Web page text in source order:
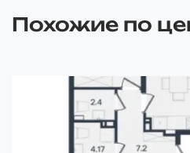
Похожие по